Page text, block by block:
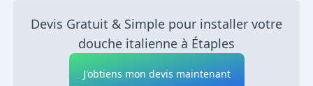
Devis Gratuit & Simple pour installer votre
douche italienne à Étaples
J'obtiens mon devis maintenant